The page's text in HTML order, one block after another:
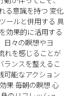
る意識を持つ 変化
ールと併用する 具
効果的に活用する
日々の瞑想やヨ
れを感じることが
ランスを整えるこ
可能なアクション
果 毎朝の瞑想 心